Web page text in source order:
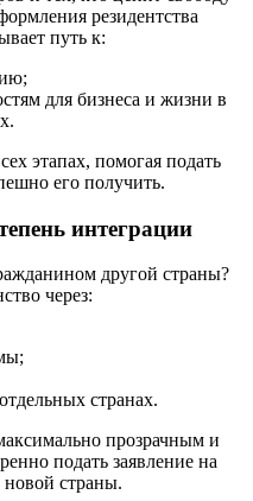
резидентства
путь к:
для бизнеса и жизни в
этапах, помогая подать
его получить.
интеграции
другой страны?
через:
странах.
прозрачным и
подать заявление на
новой страны.